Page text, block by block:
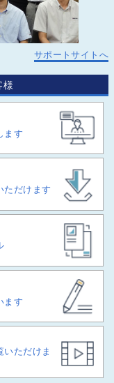
サポートサイトへ
様
ます
ただけます
ます
いただけま